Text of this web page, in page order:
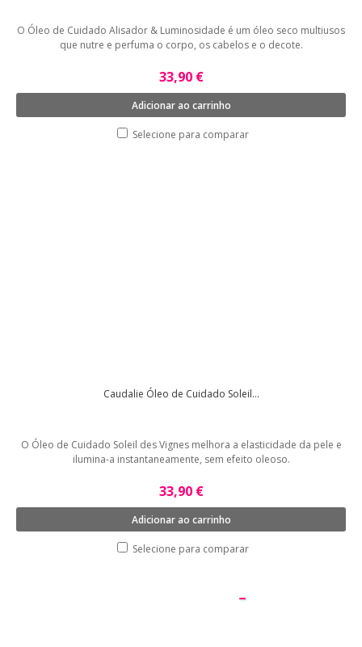
O Óleo de Cuidado Alisador & Luminosidade é um óleo seco multiusos
que nutre e perfuma o corpo, os cabelos e o decote.
33,90 €
Adicionar ao carrinho
Selecione para comparar
Caudalie Óleo de Cuidado Soleil...
O Óleo de Cuidado Soleil des Vignes melhora a elasticidade da pele e
ilumina-a instantaneamente, sem efeito oleoso.
33,90 €
Adicionar ao carrinho
Selecione para comparar